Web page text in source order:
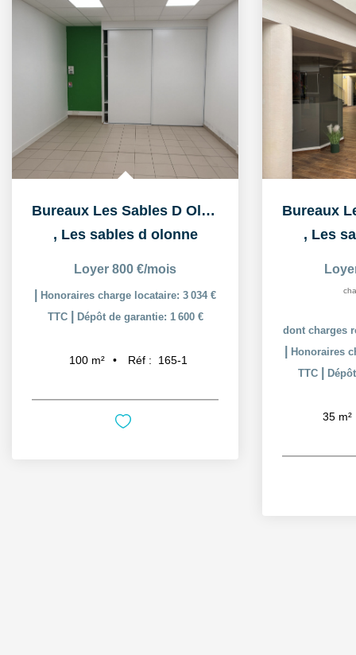
Bureaux Les Sables D Olonne 100 m2
, Les sables d olonne
Loyer 800 €/mois
Honoraires charge locataire: 3 034 €
TTC
Dépôt de garantie: 1 600 €
100 m² Réf : 165-1
, Les
dont charges
Honoraires
TTC
35 m²